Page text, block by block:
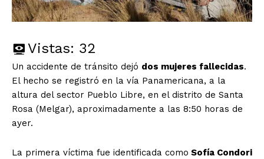
Vistas: 32
Un accidente de tránsito dejó dos mujeres fallecidas.
El hecho se registró en la vía Panamericana, a la
altura del sector Pueblo Libre, en el distrito de Santa
Rosa (Melgar), aproximadamente a las 8:50 horas de
ayer.
La primera víctima fue identificada como Sofía Condori